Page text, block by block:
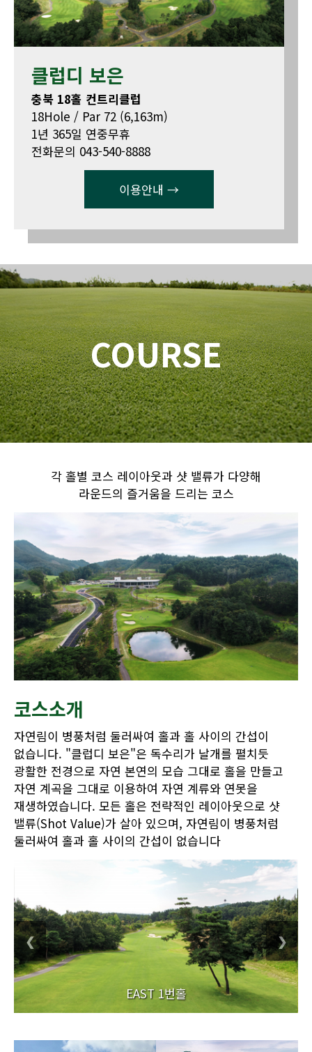
클럽디 보은
충북 18홀 컨트리클럽
18Hole / Par 72 (6,163m)
1년 365일 연중무휴
전화문의 043-540-8888
이용안내 →
COURSE
각 홀별 코스 레이아웃과 샷 밸류가 다양해
라운드의 즐거움을 드리는 코스
코스소개
자연림이 병풍처럼 둘러싸여 홀과 홀 사이의 간섭이
없습니다. "클럽디 보은"은 독수리가 날개를 펼치듯
광활한 전경으로 자연 본연의 모습 그대로 홀을 만들고
자연 계곡을 그대로 이용하여 자연 계류와 연못을
재생하였습니다. 모든 홀은 전략적인 레이아웃으로 샷
밸류(Shot Value)가 살아 있으며, 자연림이 병풍처럼
둘러싸여 홀과 홀 사이의 간섭이 없습니다
EAST 1번홀
❮ ❯